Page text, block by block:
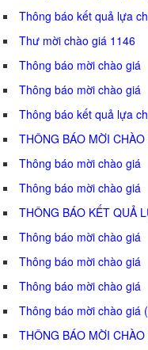
Thông báo kết quả lựa
Thư mời chào giá 1146
Thông báo mời chào giá
Thông báo mời chào giá
Thông báo kết quả lựa
THÔNG BÁO MỜI CHÀO
Thông báo mời chào giá
Thông báo mời chào giá
THÔNG BÁO KẾT QUẢ
Thông báo mời chào giá
Thông báo mời chào giá
Thông báo mời chào giá
Thông báo mời chào giá
THÔNG BÁO MỜI CHÀO